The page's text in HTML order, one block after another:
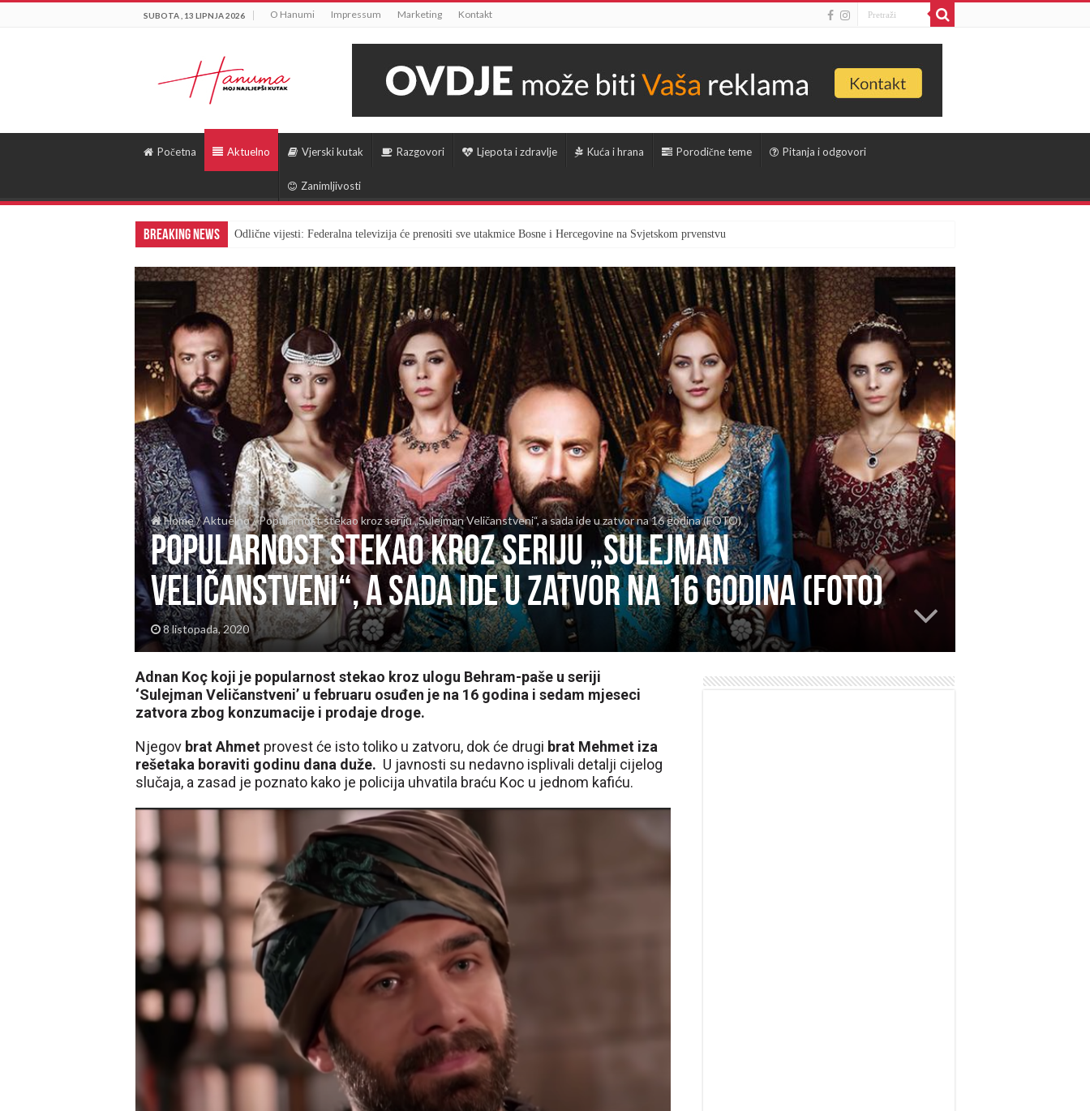
SUBOTA , 13 LIPNJA 2026 O Hanumi Impressum Marketing Kontakt
Početna Aktuelno Vjerski kutak Razgovori Ljepota i zdravlje Kuća i hrana Porodične teme Pitanja i odgovori
Zanimljivosti
Breaking News Odlične vijesti: Federalna televizija će prenositi sve utakmice Bosne i Hercegovine na Svjetskom prvenstvu
Home/Aktuelno/Popularnost stekao kroz seriju „Sulejman Veličanstveni“, a sada ide u zatvor na 16 godina (FOTO)
Popularnost stekao kroz seriju „Sulejman
Veličanstveni“, a sada ide u zatvor na 16 godina (FOTO)
8 listopada, 2020
Adnan Koç koji je popularnost stekao kroz ulogu Behram-paše u seriji
‘Sulejman Veličanstveni’ u februaru osuđen je na 16 godina i sedam mjeseci
zatvora zbog konzumacije i prodaje droge.
Njegov brat Ahmet provest će isto toliko u zatvoru, dok će drugi brat Mehmet iza
rešetaka boraviti godinu dana duže. U javnosti su nedavno isplivali detalji cijelog
slučaja, a zasad je poznato kako je policija uhvatila braću Koc u jednom kafiću.